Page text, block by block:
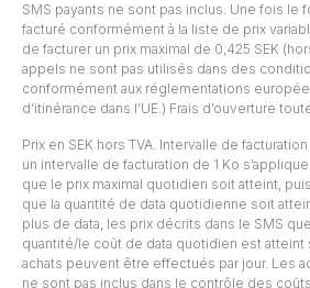
SMS payants ne sont pas inclus. Une fois le
facturé conformément à la liste de prix
de facturer un prix maximal de 0,425 SEK
appels ne sont pas utilisés dans des
conformément aux réglementations
d’itinérance dans l’UE.) Frais d’ouverture
Prix en SEK hors TVA. Intervalle de
un intervalle de facturation de 1 Ko
que le prix maximal quotidien soit atteint,
que la quantité de data quotidienne soit
plus de data, les prix décrits dans le SMS
quantité/le coût de data quotidien est atteint
achats peuvent être effectués par jour. Les
ne sont pas inclus dans le contrôle des coûts